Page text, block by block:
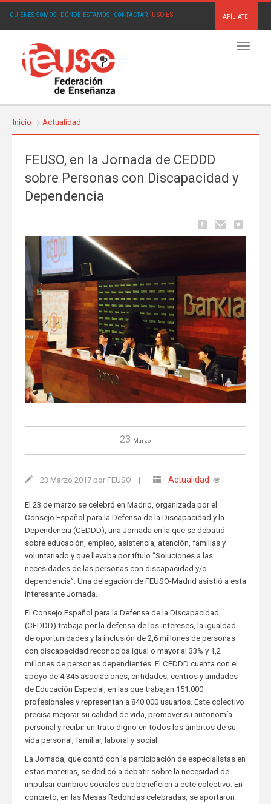
QUIÉNES SOMOS· DÓNDE ESTAMOS· CONTACTAR· USO.ES AFÍLIATE
Menú
Inicio Actualidad
FEUSO, en la Jornada de CEDDD
sobre Personas con Discapacidad y
Dependencia
23 Marzo
23 Marzo 2017 por FEUSO | Actualidad
El 23 de marzo se celebró en Madrid, organizada por el
Consejo Español para la Defensa de la Discapacidad y la
Dependencia (CEDDD), una Jornada en la que se debatió
sobre educación, empleo, asistencia, atención, familias y
voluntariado y que llevaba por título “Soluciones a las
necesidades de las personas con discapacidad y/o
dependencia”. Una delegación de FEUSO-Madrid asistió a esta
interesante Jornada.
El Consejo Español para la Defensa de la Discapacidad
(CEDDD) trabaja por la defensa de los intereses, la igualdad
de oportunidades y la inclusión de 2,6 millones de personas
con discapacidad reconocida igual o mayor al 33% y 1,2
millones de personas dependientes. El CEDDD cuenta con el
apoyo de 4.345 asociaciones, entidades, centros y unidades
de Educación Especial, en las que trabajan 151.000
profesionales y representan a 840.000 usuarios. Este colectivo
precisa mejorar su calidad de vida, promover su autonomía
personal y recibir un trato digno en todos los ámbitos de su
vida personal, familiar, laboral y social.
La Jornada, que contó con la participación de especialistas en
estas materias, se dedicó a debatir sobre la necesidad de
impulsar cambios sociales que beneficien a este colectivo. En
concreto, en las Mesas Redondas celebradas, se aportaron